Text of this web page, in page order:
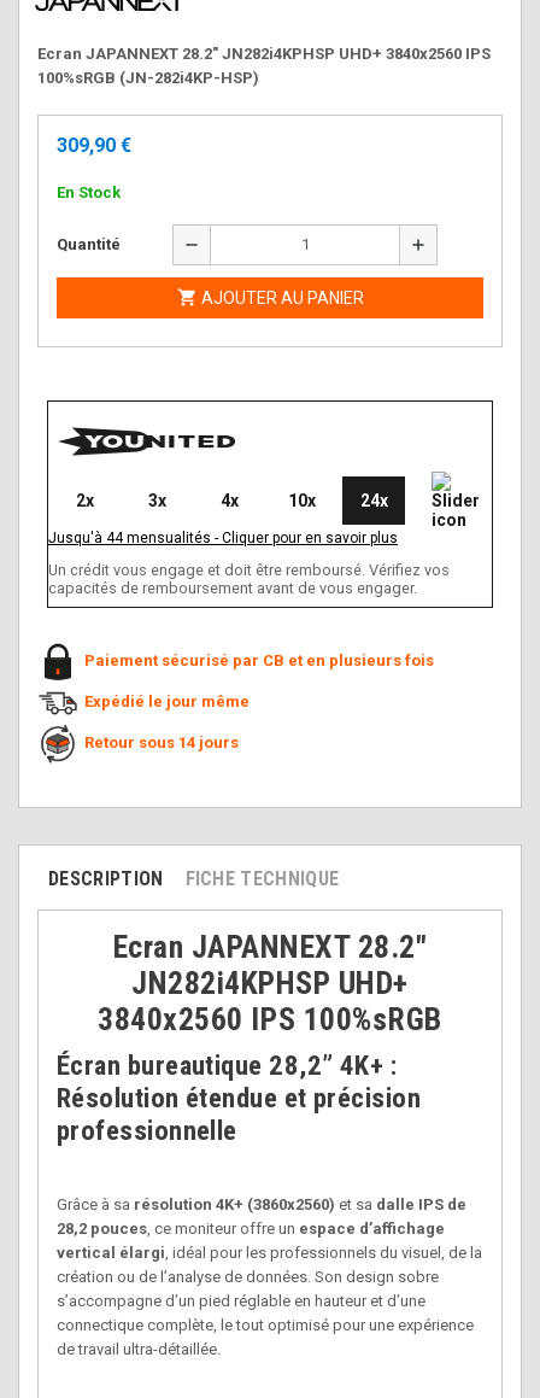
Ecran JAPANNEXT 28.2" JN282i4KPHSP UHD+ 3840x2560 IPS
100%sRGB (JN-282i4KP-HSP)
309,90 €
En Stock
Quantité remove add
 AJOUTER AU PANIER
2x 3x 4x 10x 24x
Jusqu'à 44 mensualités - Cliquer pour en savoir plus
Un crédit vous engage et doit être remboursé. Vérifiez vos
capacités de remboursement avant de vous engager.
Paiement sécurisé par CB et en plusieurs fois
Expédié le jour même
Retour sous 14 jours
DESCRIPTION FICHE TECHNIQUE
Ecran JAPANNEXT 28.2"
JN282i4KPHSP UHD+
3840x2560 IPS 100%sRGB
Écran bureautique 28,2” 4K+ :
Résolution étendue et précision
professionnelle
Grâce à sa résolution 4K+ (3860x2560) et sa dalle IPS de
28,2 pouces , ce moniteur offre un espace d’affichage
vertical élargi , idéal pour les professionnels du visuel, de la
création ou de l’analyse de données. Son design sobre
s’accompagne d’un pied réglable en hauteur et d’une
connectique complète, le tout optimisé pour une expérience
de travail ultra-détaillée.